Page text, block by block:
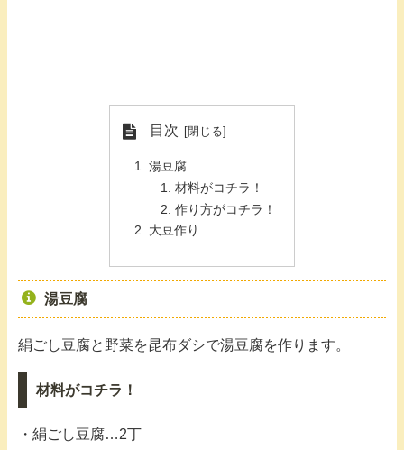
目次
湯豆腐
材料がコチラ！
作り方がコチラ！
大豆作り
湯豆腐
絹ごし豆腐と野菜を昆布ダシで湯豆腐を作ります。
材料がコチラ！
・絹ごし豆腐…2丁